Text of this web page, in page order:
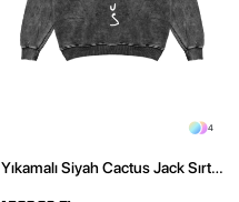
4
Yıkamalı Siyah Cactus Jack Sırt